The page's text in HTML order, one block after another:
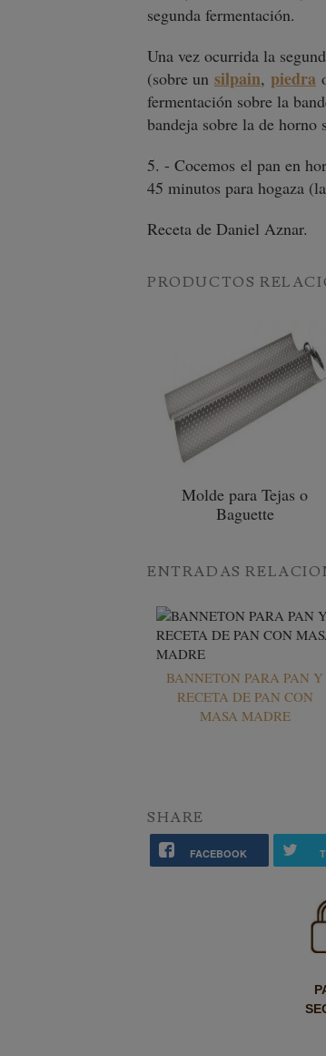
segunda fermentación.
Una vez ocurrida la
(sobre un silpain, piedra
fermentación sobre la
bandeja sobre la de horno
5. - Cocemos el pan en
45 minutos para hogaza
Receta de Daniel Aznar.
PRODUCTOS
Molde para Tejas o
Baguette
ENTRADAS
BANNETON PARA PAN Y
RECETA DE PAN CON
MASA MADRE
SHARE
FACEBOOK